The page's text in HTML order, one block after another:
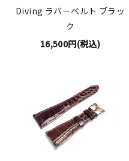
Diving ラバーベルト ブラッ
ク
16,500円(税込)